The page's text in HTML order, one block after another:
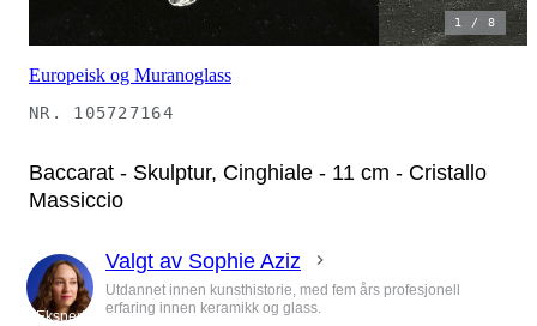
1 /8
Europeisk og Muranoglass
NR. 105727164
Baccarat - Skulptur, Cinghiale - 11 cm - Cristallo
Massiccio
Ekspert
Valgt av Sophie Aziz
Utdannet innen kunsthistorie, med fem års profesjonell
erfaring innen keramikk og glass.